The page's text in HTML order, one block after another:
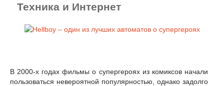
Техника и Интернет
В 2000-х годах фильмы о супергероях из комиксов начали
пользоваться невероятной популярностью, однако задолго